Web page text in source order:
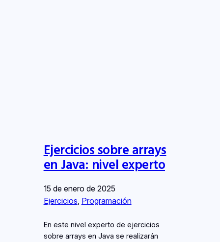
Ejercicios sobre arrays
en Java: nivel experto
15 de enero de 2025
Ejercicios Programación
En este nivel experto de ejercicios
sobre arrays en Java se realizarán